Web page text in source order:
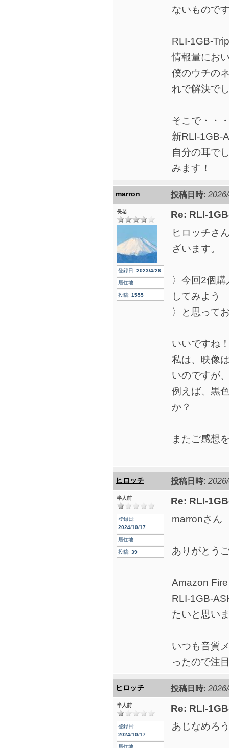
ないもので
RLI-1GB-
情報量にお
僕のウチの
れで解決で
そこで・・
新RLI-1GB-
自分の耳で
みます！
marron 投稿日時:
長老
登録日: 2023/4/26
居住地:
投稿: 1555
Re: RLI-
ヒロッチさ
ざいます。
〉今回2個
してみよう
〉と思って
いいですね
私は、映像
いのですが
例えば、黒
か？
またご感想
ヒロッチ 投稿日時:
半人前
登録日:
2024/10/17
居住地:
投稿: 39
Re: RLI-
marronさん
ありがとう
Amazon
RLI-1GB-
たいと思い
いつも音質
ったので注
ヒロッチ 投稿日時:
半人前
登録日:
2024/10/17
居住地:
Re: RLI-
あじなめろ